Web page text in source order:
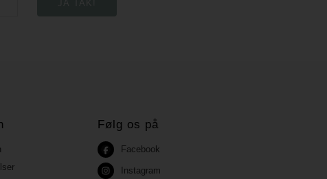
Følg os på
Facebook
Instagram